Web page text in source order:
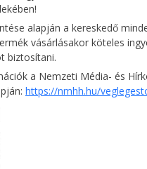
alapján a kereskedő
vásárlásakor köteles
biztosítani.
a Nemzeti Média- és
https://nmhh.hu/